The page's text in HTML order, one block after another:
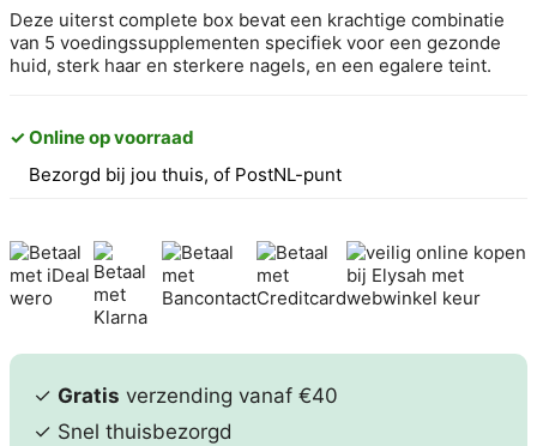
Deze uiterst complete box bevat een krachtige combinatie
van 5 voedingssupplementen specifiek voor een gezonde
huid, sterk haar en sterkere nagels, en een egalere teint.
✓ Online op voorraad
Bezorgd bij jou thuis, of PostNL-punt
✓ Gratis verzending vanaf €40
✓ Snel thuisbezorgd